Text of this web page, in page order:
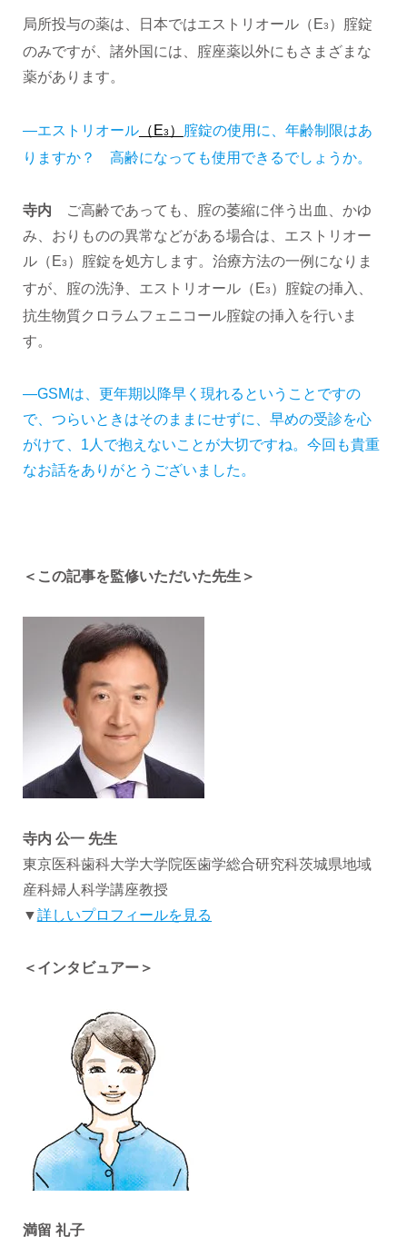
局所投与の薬は、日本ではエストリオール（E3 ）腟錠
のみですが、諸外国には、腟座薬以外にもさまざまな
薬があります。
―エストリオール（E3 ） 腟錠の使用に、年齢制限はあ
りますか？ 高齢になっても使用できるでしょうか。
寺内 ご高齢であっても、腟の萎縮に伴う出血、かゆ
み、おりものの異常などがある場合は、エストリオー
ル（E3 ）腟錠を処方します。治療方法の一例になりま
すが、腟の洗浄、エストリオール（E3 ）腟錠の挿入、
抗生物質クロラムフェニコール腟錠の挿入を行いま
す。
―GSMは、更年期以降早く現れるということですの
で、つらいときはそのままにせずに、早めの受診を心
がけて、1人で抱えないことが大切ですね。今回も貴重
なお話をありがとうございました。
＜この記事を監修いただいた先生＞
寺内 公一 先生
東京医科歯科大学大学院医歯学総合研究科茨城県地域
産科婦人科学講座教授
▼詳しいプロフィールを見る
＜インタビュアー＞
満留 礼子